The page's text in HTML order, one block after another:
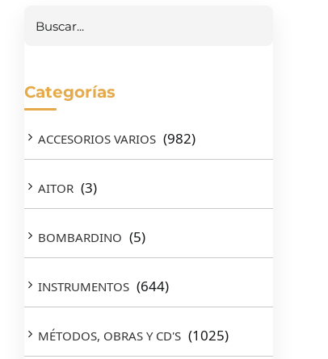
Categorías
ACCESORIOS VARIOS (982)
AITOR (3)
BOMBARDINO (5)
INSTRUMENTOS (644)
MÉTODOS, OBRAS Y CD'S (1025)